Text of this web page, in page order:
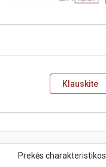
Klauskite
Prekės charakteristikos